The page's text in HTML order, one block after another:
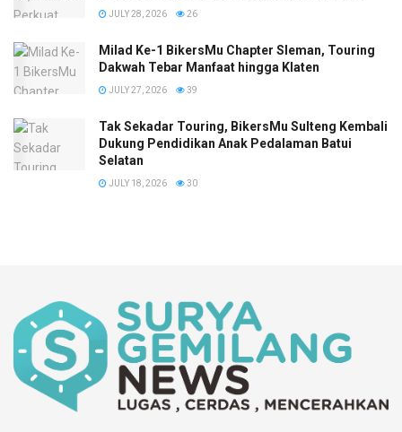
JULY 28, 2026 26
Milad Ke-1 BikersMu Chapter Sleman, Touring
Dakwah Tebar Manfaat hingga Klaten
JULY 27, 2026 39
Tak Sekadar Touring, BikersMu Sulteng Kembali
Dukung Pendidikan Anak Pedalaman Batui
Selatan
JULY 18, 2026 30